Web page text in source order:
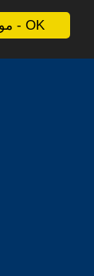
موافق - OK